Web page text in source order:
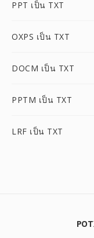
PPT เป็น TXT
OXPS เป็น TXT
DOCM เป็น TXT
PPTM เป็น TXT
LRF เป็น TXT